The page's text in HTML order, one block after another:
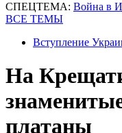
СПЕЦТЕМА: Война в
ВСЕ ТЕМЫ
Вступление
На
платаны